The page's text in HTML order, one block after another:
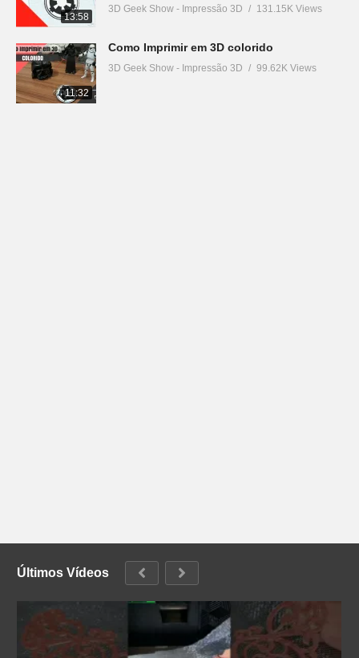
13:58
3D Geek Show - Impressão 3D 131.15K Views
11:32
Como Imprimir em 3D colorido
3D Geek Show - Impressão 3D 99.62K Views
Últimos Vídeos